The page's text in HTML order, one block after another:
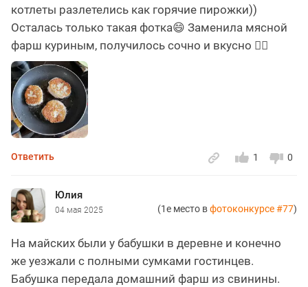
котлеты разлетелись как горячие пирожки))
Осталась только такая фотка😄 Заменила мясной
фарш куриным, получилось сочно и вкусно 👌🏻
0
1
Ответить
(1е место вфотоконкурсе #77)
Юлия
04 мая 2025
На майских были у бабушки в деревне и конечно
же уезжали с полными сумками гостинцев.
Бабушка передала домашний фарш из свинины.